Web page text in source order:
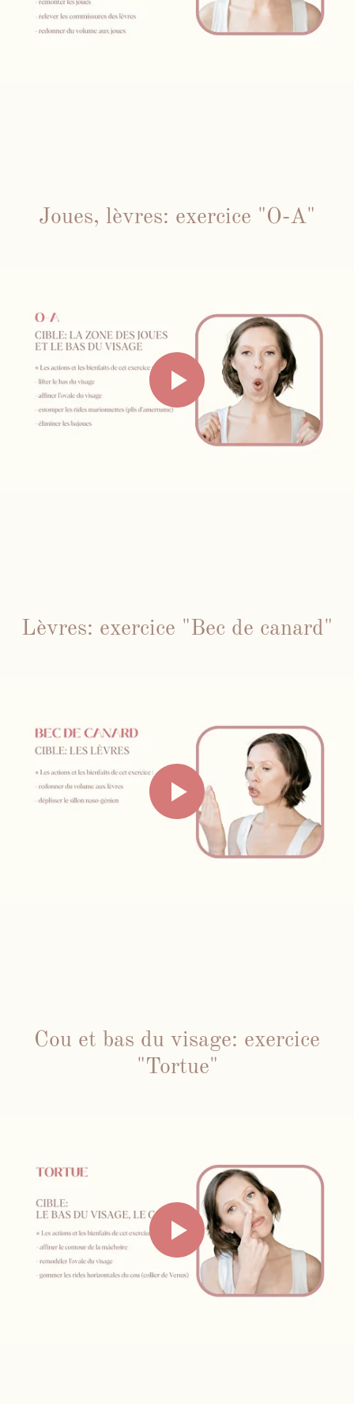
Joues, lèvres: exercice "O-A"
Lèvres: exercice "Bec de canard"
Cou et bas du visage: exercice
"Tortue"